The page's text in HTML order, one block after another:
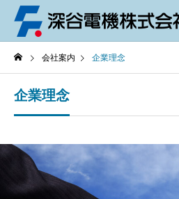
会社案内 企業理念
企業理念